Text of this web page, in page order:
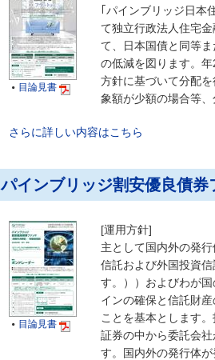
 目論見書
｢パインブリッジ日
て独立行政法人住宅
て、日本国債と同等
の低減を図ります。
方針に基づいて分配
象額が少額の場合等
さらに詳しい内容はこちら
パインブリッジ割安優良債
 目論見書
[運用方針]
主として国内外の発
信託および外国投資
す。））およびわが
インの確保と信託財
ことを基本とします
証券の中から委託会
す。国内外の発行体